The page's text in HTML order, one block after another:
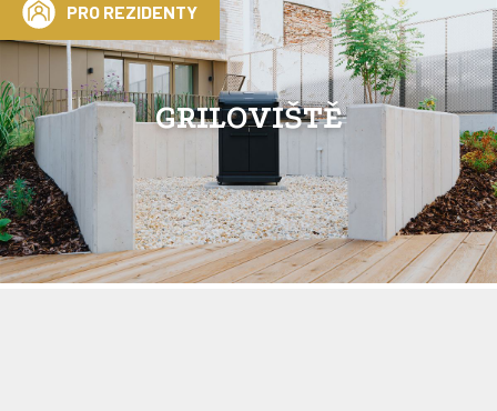
PRO REZIDENTY
GRILOVIŠTĚ